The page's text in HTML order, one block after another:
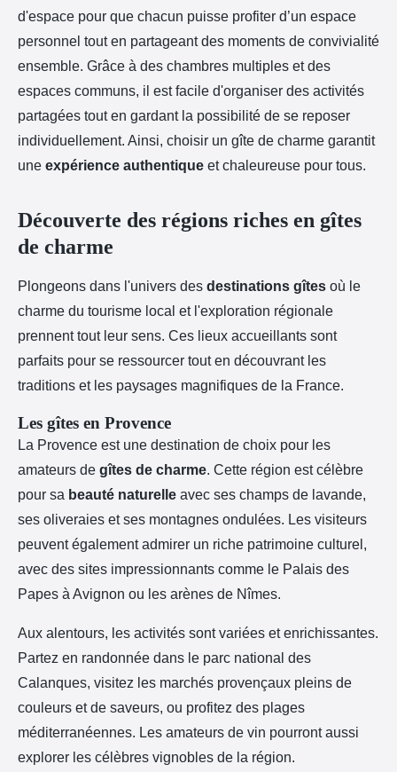
d'espace pour que chacun puisse profiter d’un espace
personnel tout en partageant des moments de convivialité
ensemble. Grâce à des chambres multiples et des
espaces communs, il est facile d'organiser des activités
partagées tout en gardant la possibilité de se reposer
individuellement. Ainsi, choisir un gîte de charme garantit
une expérience authentique et chaleureuse pour tous.
Découverte des régions riches en gîtes
de charme
Plongeons dans l'univers des destinations gîtes où le
charme du tourisme local et l'exploration régionale
prennent tout leur sens. Ces lieux accueillants sont
parfaits pour se ressourcer tout en découvrant les
traditions et les paysages magnifiques de la France.
Les gîtes en Provence
La Provence est une destination de choix pour les
amateurs de gîtes de charme. Cette région est célèbre
pour sa beauté naturelle avec ses champs de lavande,
ses oliveraies et ses montagnes ondulées. Les visiteurs
peuvent également admirer un riche patrimoine culturel,
avec des sites impressionnants comme le Palais des
Papes à Avignon ou les arènes de Nîmes.
Aux alentours, les activités sont variées et enrichissantes.
Partez en randonnée dans le parc national des
Calanques, visitez les marchés provençaux pleins de
couleurs et de saveurs, ou profitez des plages
méditerranéennes. Les amateurs de vin pourront aussi
explorer les célèbres vignobles de la région.